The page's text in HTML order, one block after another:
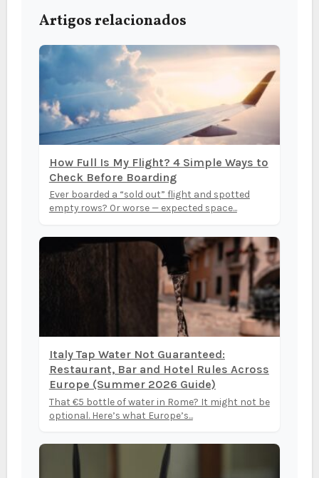
Artigos relacionados
How Full Is My Flight? 4 Simple Ways to
Check Before Boarding
Ever boarded a “sold out” flight and spotted
empty rows? Or worse — expected space...
Italy Tap Water Not Guaranteed:
Restaurant, Bar and Hotel Rules Across
Europe (Summer 2026 Guide)
That €5 bottle of water in Rome? It might not be
optional. Here’s what Europe’s...